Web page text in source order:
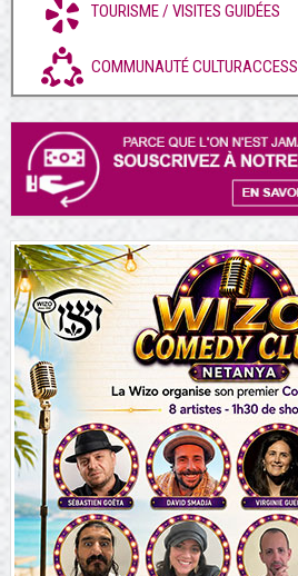
TOURISME / VISITES GUIDÉES
COMMUNAUTÉ CULTURACCESS